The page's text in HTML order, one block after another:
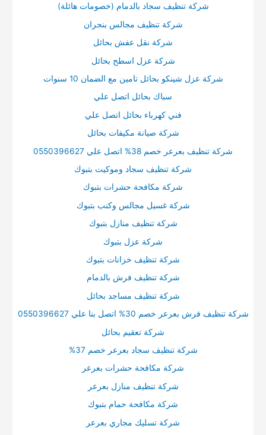
شركة تنظيف سجاد بالدمام (خصومات هائلة)
شركة تنظيف مجالس بنجران
شركة نقل عفش بحائل
شركة عزل اسطح بحائل
شركة عزل شينكو بحائل تامين مع الضمان 10 سنوات
سباك بحائل اتصل علي
فني كهرباء بحائل اتصل علي
شركة صيانة مكيفات بحائل
شركة تنظيف بعرعر خصم 38% اتصل علي 0550396627
شركة تنظيف سجاد وموكيت بتبوك
شركة مكافحة حشرات بتبوك
شركة غسيل مجالس وكنب بتبوك
شركة تنظيف منازل بتبوك
شركة عزل بتبوك
شركة تنظيف خزانات بتبوك
شركة تنظيف فرش بالدمام
شركة تنظيف مساجد بحائل
شركة تنظيف فرش بعرعر خصم 30% اتصل بنا علي 0550396627
شركة تعقيم بحائل
شركة تنظيف سجاد بعرعر خصم 37%
شركة مكافحة حشرات بعرعر
شركة تنظيف منازل بعرعر
شركة مكافحة حمام بتبوك
شركة تسليك مجاري بعرعر